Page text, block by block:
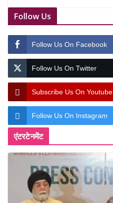
Follow Us
Follow Us On Facebook
Follow Us On Twitter
Subscribe Us On Youtube
Follow Us On Instagram
एंटरटेनमेंट